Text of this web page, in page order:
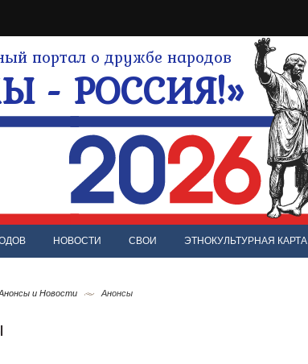
портал о дружбе народов
- РОССИЯ!»
НОВОСТИ СВОИ ЭТНОКУЛЬТУРНАЯ КАРТА
и Новости Анонсы